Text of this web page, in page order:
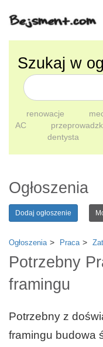
Szukaj w
renowacje
AC
dentysta
Ogłoszenia
Dodaj ogłoszenie
Ogłoszenia Praca
Potrzebny
framingu
Potrzebny z
framingu budowa